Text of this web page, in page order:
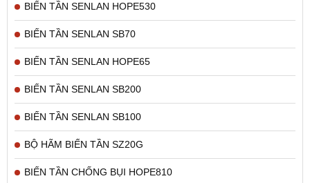
BIẾN TẦN SENLAN HOPE530
BIẾN TẦN SENLAN SB70
BIẾN TẦN SENLAN HOPE65
BIẾN TẦN SENLAN SB200
BIẾN TẦN SENLAN SB100
BỘ HÃM BIẾN TẦN SZ20G
BIẾN TẦN CHỐNG BỤI HOPE810